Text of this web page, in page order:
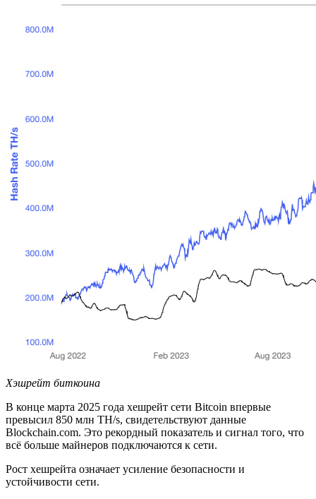
Хэшрейт биткоина
В конце марта 2025 года хешрейт сети Bitcoin впервые
превысил 850 млн TH/s, свидетельствуют данные
Blockchain.com. Это рекордный показатель и сигнал того, что
всё больше майнеров подключаются к сети.
Рост хешрейта означает усиление безопасности и
устойчивости сети.